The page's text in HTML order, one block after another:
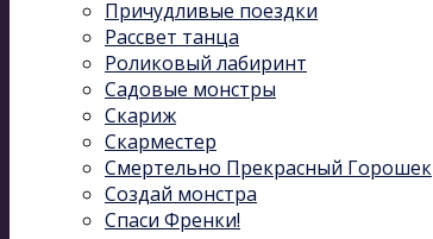
Причудливые поездки
Рассвет танца
Роликовый лабиринт
Садовые монстры
Скариж
Скарместер
Смертельно Прекрасный Горошек
Создай монстра
Спаси Френки!